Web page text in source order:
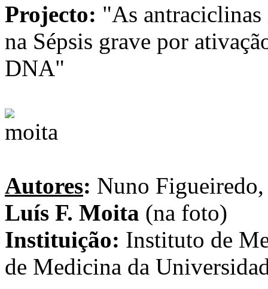
Projecto: "As
na Sépsis grave por
DNA"
Autores: Nuno
Luís F. Moita (na foto)
Instituição: Instituto de
de Medicina da